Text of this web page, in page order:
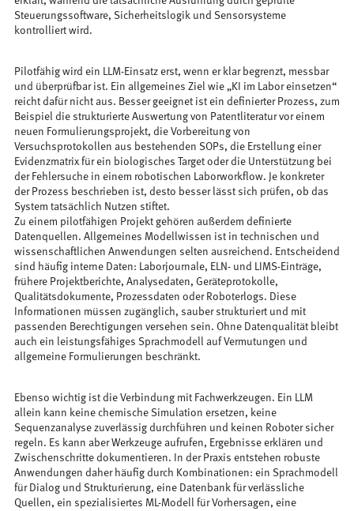
Steuerungssoftware, Sicherheitslogik und Sensorsysteme
kontrolliert wird.
Pilotfähig wird ein LLM-Einsatz erst, wenn er klar begrenzt, messbar
und überprüfbar ist. Ein allgemeines Ziel wie „KI im Labor einsetzen“
reicht dafür nicht aus. Besser geeignet ist ein definierter Prozess, zum
Beispiel die strukturierte Auswertung von Patentliteratur vor einem
neuen Formulierungsprojekt, die Vorbereitung von
Versuchsprotokollen aus bestehenden SOPs, die Erstellung einer
Evidenzmatrix für ein biologisches Target oder die Unterstützung bei
der Fehlersuche in einem robotischen Laborworkflow. Je konkreter
der Prozess beschrieben ist, desto besser lässt sich prüfen, ob das
System tatsächlich Nutzen stiftet.
Zu einem pilotfähigen Projekt gehören außerdem definierte
Datenquellen. Allgemeines Modellwissen ist in technischen und
wissenschaftlichen Anwendungen selten ausreichend. Entscheidend
sind häufig interne Daten: Laborjournale, ELN- und LIMS-Einträge,
frühere Projektberichte, Analysedaten, Geräteprotokolle,
Qualitätsdokumente, Prozessdaten oder Roboterlogs. Diese
Informationen müssen zugänglich, sauber strukturiert und mit
passenden Berechtigungen versehen sein. Ohne Datenqualität bleibt
auch ein leistungsfähiges Sprachmodell auf Vermutungen und
allgemeine Formulierungen beschränkt.
Ebenso wichtig ist die Verbindung mit Fachwerkzeugen. Ein LLM
allein kann keine chemische Simulation ersetzen, keine
Sequenzanalyse zuverlässig durchführen und keinen Roboter sicher
regeln. Es kann aber Werkzeuge aufrufen, Ergebnisse erklären und
Zwischenschritte dokumentieren. In der Praxis entstehen robuste
Anwendungen daher häufig durch Kombinationen: ein Sprachmodell
für Dialog und Strukturierung, eine Datenbank für verlässliche
Quellen, ein spezialisiertes ML-Modell für Vorhersagen, eine